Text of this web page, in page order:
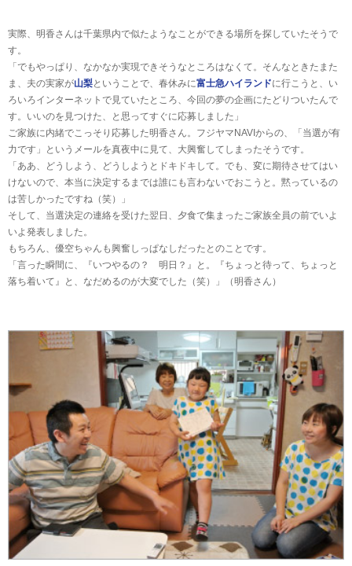
実際、明香さんは千葉県内で似たようなことができる場所を探していたそうで
す。
「でもやっぱり、なかなか実現できそうなところはなくて。そんなときたまた
ま、夫の実家が山梨ということで、春休みに富士急ハイランドに行こうと、い
ろいろインターネットで見ていたところ、今回の夢の企画にたどりついたんで
す。いいのを見つけた、と思ってすぐに応募しました」
ご家族に内緒でこっそり応募した明香さん。フジヤマNAVIからの、「当選が有
力です」というメールを真夜中に見て、大興奮してしまったそうです。
「ああ、どうしよう、どうしようとドキドキして。でも、変に期待させてはい
けないので、本当に決定するまでは誰にも言わないでおこうと。黙っているの
は苦しかったですね（笑）」
そして、当選決定の連絡を受けた翌日、夕食で集まったご家族全員の前でいよ
いよ発表しました。
もちろん、優空ちゃんも興奮しっぱなしだったとのことです。
「言った瞬間に、『いつやるの？ 明日？』と。『ちょっと待って、ちょっと
落ち着いて』と、なだめるのが大変でした（笑）」（明香さん）